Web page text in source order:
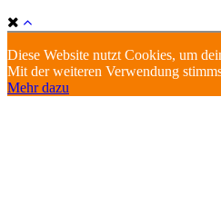
Diese Website nutzt Cookies, um
Mit der weiteren Verwendung
Mehr dazu